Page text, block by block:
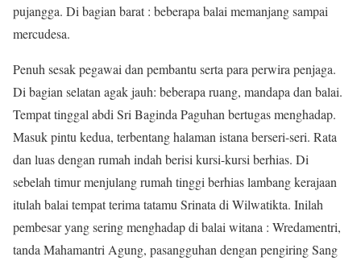
pujangga. Di bagian barat : beberapa balai memanjang sampai
mercudesa.
Penuh sesak pegawai dan pembantu serta para perwira penjaga.
Di bagian selatan agak jauh: beberapa ruang, mandapa dan balai.
Tempat tinggal abdi Sri Baginda Paguhan bertugas menghadap.
Masuk pintu kedua, terbentang halaman istana berseri-seri. Rata
dan luas dengan rumah indah berisi kursi-kursi berhias. Di
sebelah timur menjulang rumah tinggi berhias lambang kerajaan
itulah balai tempat terima tatamu Srinata di Wilwatikta. Inilah
pembesar yang sering menghadap di balai witana : Wredamentri,
tanda Mahamantri Agung, pasangguhan dengan pengiring Sang